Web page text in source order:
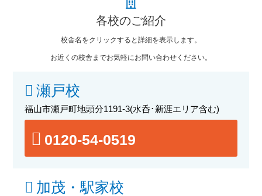
各校のご紹介
校舎名をクリックすると詳細を表示します。
お近くの校舎までお気軽にお問い合わせください。
瀬戸校
福山市瀬戸町地頭分1191-3(水呑･新涯エリア含む)
0120-54-0519
加茂・駅家校